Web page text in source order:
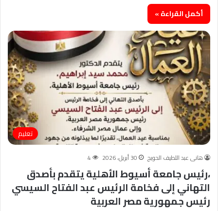
أكمل القراءة »
تعليم
هانى عبد اللطيف الحويج 30 أبريل، 2026 4
،رئيس جامعة أسيوط الأهلية يتقدم بأصدق
التهاني إلى فخامة الرئيس عبد الفتاح السيسي
رئيس جمهورية مصر العربية